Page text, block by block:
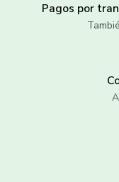
Pagos por